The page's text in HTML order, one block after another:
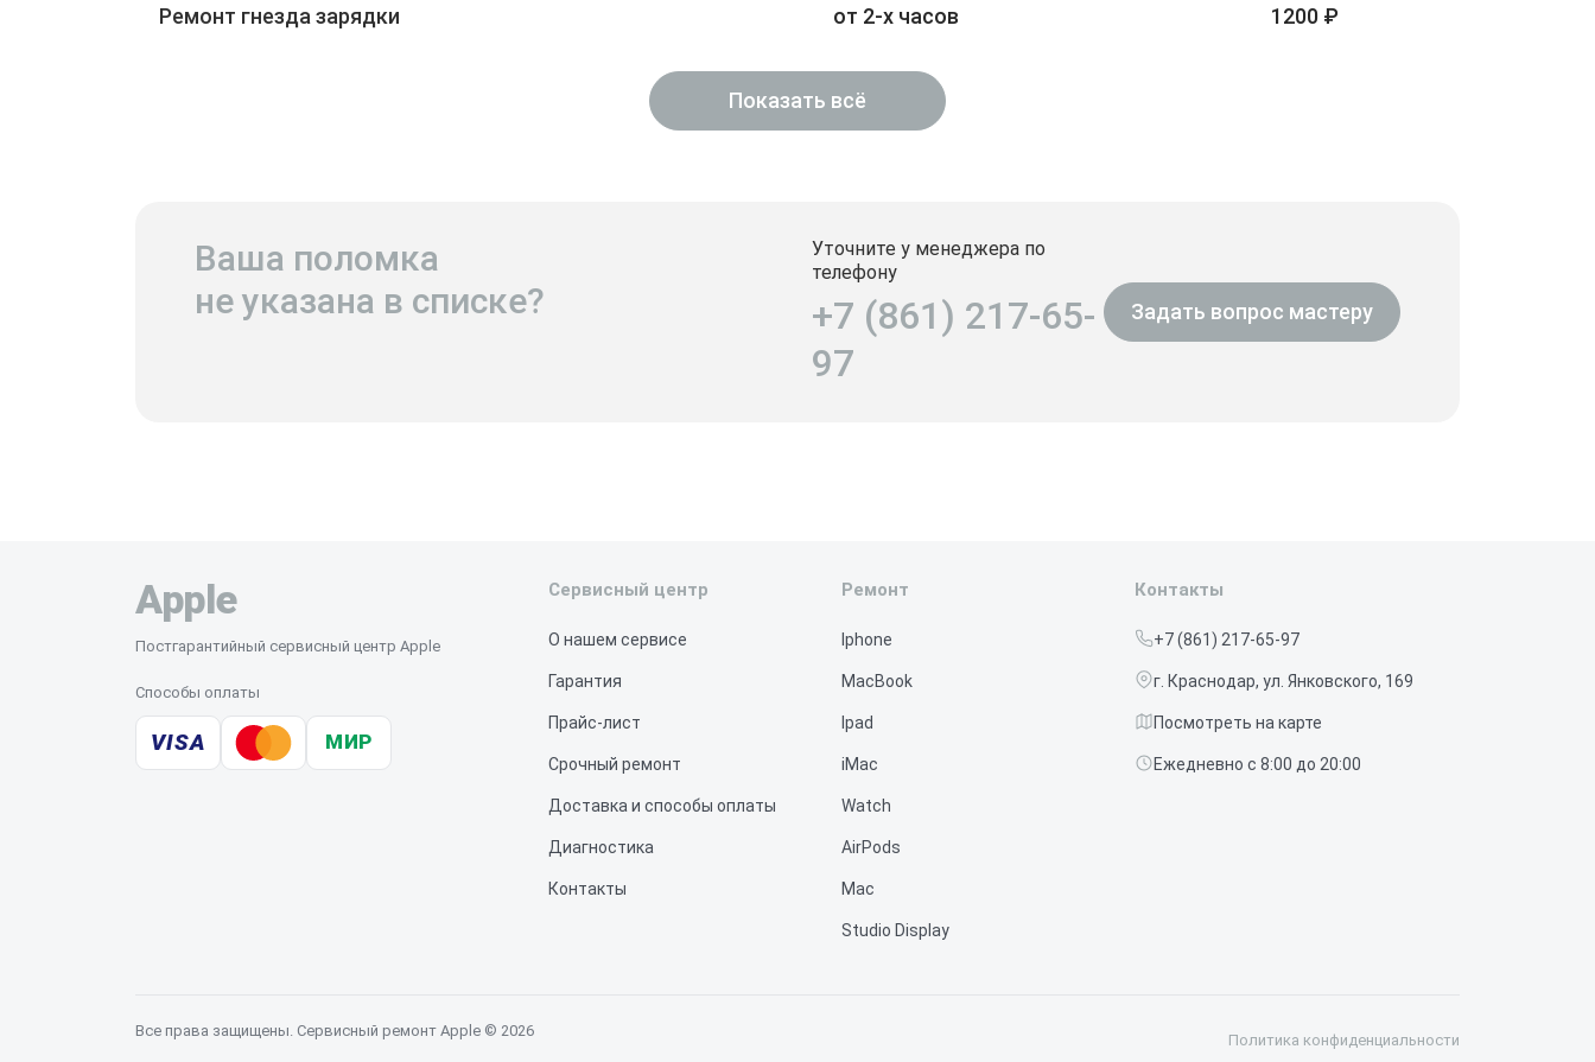
Ремонт гнезда зарядки от 2-х часов 1200 ₽
Показать всё
Ваша поломка
не указана в списке?
Уточните у менеджера по
телефону
+7 (861) 217-65-
97
Задать вопрос мастеру
Apple
Постгарантийный сервисный центр Apple
Способы оплаты
VISA МИР
Сервисный центр
О нашем сервисе
Гарантия
Прайс-лист
Срочный ремонт
Доставка и способы оплаты
Диагностика
Контакты
Ремонт
Iphone
MacBook
Ipad
iMac
Watch
AirPods
Mac
Studio Display
Контакты
+7 (861) 217-65-97
г. Краснодар, ул. Янковского, 169
Посмотреть на карте
Ежедневно с 8:00 до 20:00
Все права защищены. Сервисный ремонт Apple © 2026
Политика конфиденциальности